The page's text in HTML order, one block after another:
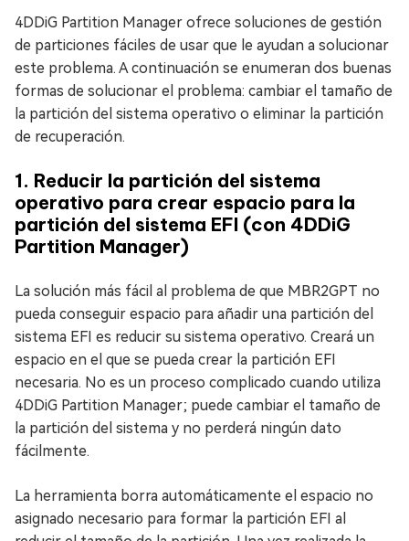
4DDiG Partition Manager ofrece soluciones de gestión
de particiones fáciles de usar que le ayudan a solucionar
este problema. A continuación se enumeran dos buenas
formas de solucionar el problema: cambiar el tamaño de
la partición del sistema operativo o eliminar la partición
de recuperación.
1. Reducir la partición del sistema
operativo para crear espacio para la
partición del sistema EFI (con 4DDiG
Partition Manager)
La solución más fácil al problema de que MBR2GPT no
pueda conseguir espacio para añadir una partición del
sistema EFI es reducir su sistema operativo. Creará un
espacio en el que se pueda crear la partición EFI
necesaria. No es un proceso complicado cuando utiliza
4DDiG Partition Manager; puede cambiar el tamaño de
la partición del sistema y no perderá ningún dato
fácilmente.
La herramienta borra automáticamente el espacio no
asignado necesario para formar la partición EFI al